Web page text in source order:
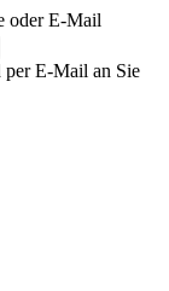
oder E-Mail
per E-Mail an Sie